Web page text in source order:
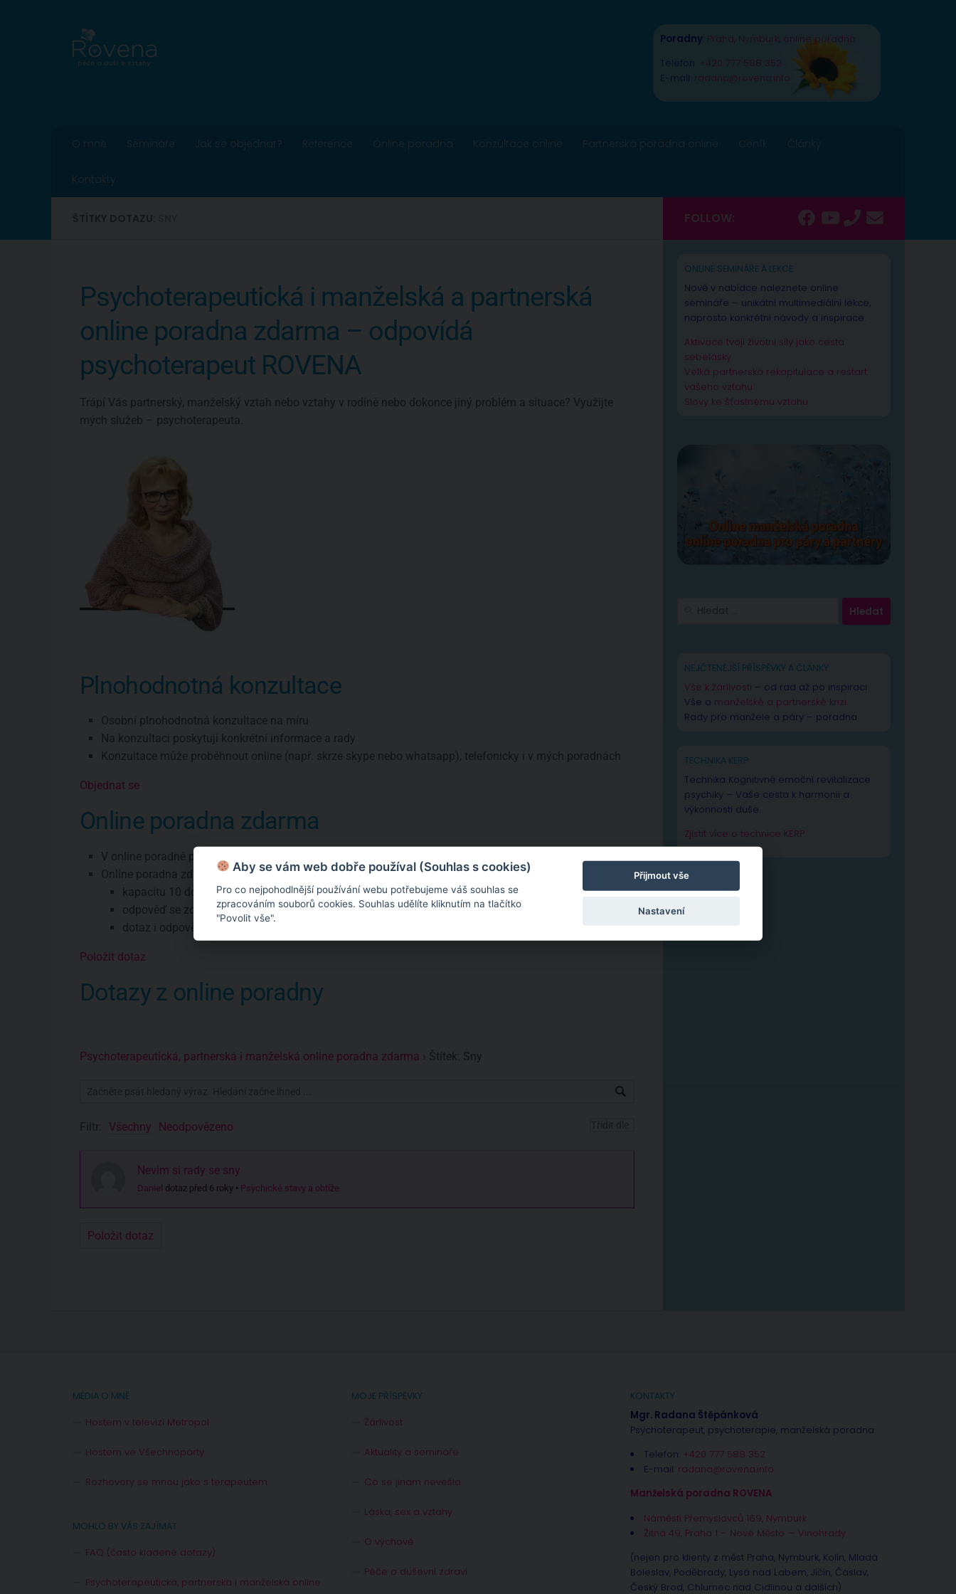
Poradny Praha Nymburk online poradna
Telefon: +420 777 588 352
E-mail: radana@rovena.info
O mně Semináře Jak se objednat? Reference Online poradna Konzultace online Partnerská poradna online Ceník Články
Kontakty
Psychoterapeutická i manželská a partnerská
online poradna zdarma – odpovídá
psychoterapeut ROVENA
Trápí Vás partnerský, manželský vztah nebo vztahy v rodině nebo dokonce jiný problém a situace? Využijte
mých služeb – psychoterapeuta.
Plnohodnotná konzultace
Osobní plnohodnotná konzultace na míru
Na konzultaci poskytuji konkrétní informace a rady
Konzultace může proběhnout online (např. skrze skype nebo whatsapp), telefonicky i v mých poradnách
Objednat se
Online poradna zdarma
V online poradně poskytuji pouze všeobecné informace
Online poradna zdarma má omezení:
kapacitu 10 dotazů týdně
odpověď se zde objeví zhruba do týdne
dotaz i odpověď budou veřejné
Položit dotaz
Dotazy z online poradny
Psychoterapeutická, partnerská i manželská online poradna zdarma Štítek: Sny
Filtr: Všechny Neodpovězeno
Nevim si rady se sny
Daniel dotaz před 6 roky • Psychické stavy a obtíže
Položit dotaz
FOLLOW:
ONLINE SEMINÁŘE A LEKCE
Nově v nabídce naleznete online
semináře – unikátní multimediální lekce,
naprosto konkrétní návody a inspirace.
Aktivace tvojí životní síly jako cesta
sebelásky
Velká partnerská rekapitulace a restart
vašeho vztahu
Slovy ke šťastnému vztahu
NEJČTENĚJŠÍ PŘÍSPĚVKY A ČLÁNKY
Vše k žárlivosti – od rad až po inspiraci
Vše o manželské a partnerské krizi
Rady pro manžele a páry – poradna
TECHNIKA KERP
Technika Kognitivně emoční revitalizace
psychiky – Vaše cesta k harmonii a
výkonnosti duše.
Zjistit více o technice KERP
MÉDIA O MNĚ
Hostem v televizi Metropol
Hostem ve Všechnopárty
Rozhovory se mnou jako s terapeutem
MOHLO BY VÁS ZAJÍMAT
FAQ (často kladené dotazy)
Psychoterapeutická, partnerská i manželská online
MOJE PŘÍSPĚVKY
Žárlivost
Aktuality a semináře
Co se jinam nevešlo
Láska, sex a vztahy
O výchově
Péče o duševní zdraví
KONTAKTY
Mgr. Radana Štěpánková
Psychoterapeut, psychoterapie, manželská poradna
Telefon: +420 777 588 352
E-mail: radana@rovena.info
Manželská poradna ROVENA
Náměstí Přemyslovců 169, Nymburk
Žitná 49, Praha 1 – Nové Město — Vinohrady
(nejen pro klienty z měst Praha, Nymburk, Kolín, Mladá
Boleslav, Poděbrady, Lysá nad Labem, Jíčín, Čáslav,
Český Brod, Chlumec nad Cidlinou a dalších)
Aby se vám web dobře používal (Souhlas s cookies)
Pro co nejpohodlnější používání webu potřebujeme váš souhlas se
zpracováním souborů cookies. Souhlas udělíte kliknutím na tlačítko
"Povolit vše".
Přijmout vše
Nastavení